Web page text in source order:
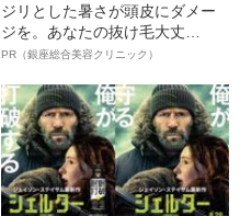
ジリとした暑さが頭皮にダメー
ジを。あなたの抜け毛大丈
夫！？
PR（銀座総合美容クリニック）